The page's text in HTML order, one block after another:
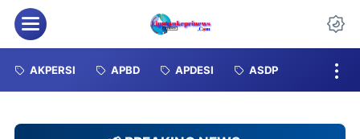
Menu
AKPERSI APBD APDESI ASDP